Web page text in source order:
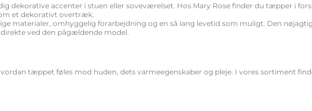
accenter i stuen eller soveværelset. Hos Mary Rose finder du tæpper i
et dekorativt overtræk.
materialer, omhyggelig forarbejdning og en så lang levetid som muligt. Den
ved den pågældende model.
tæppet føles mod huden, dets varmeegenskaber og pleje. I vores sortiment